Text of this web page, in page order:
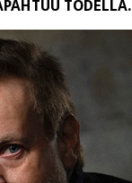
TODELLA.